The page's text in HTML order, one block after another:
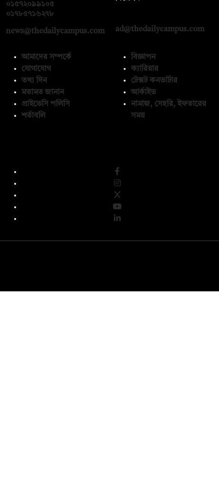
০১৫৭২০৯৯১০৫
০১৭৮৫৭১৬২৭৮
news@thedailycampus.com ad@thedailycampus.com
আমাদের সম্পর্কে
যোগাযোগ
তথ্য দিন
মতামত জানান
প্রাইভেসি পলিসি
শর্তাবলি
বিজ্ঞাপন
ক্যারিয়ার
টেক্সট কনভার্টার
আর্কাইভ
নামাজ, সেহরি, ইফতারের
সময়